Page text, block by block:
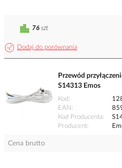
Dodaj do porównania
76 szt
Przewód
S14313 Emos
Kod
EAN
Kod Producenta
Producent
Cena brutto